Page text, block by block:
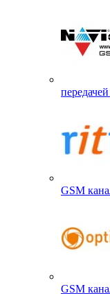
GSM
GSM